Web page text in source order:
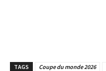
TAGS Coupe du monde 2026